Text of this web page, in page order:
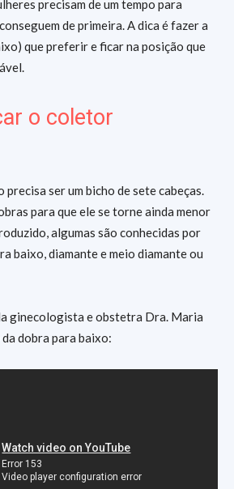
precisam de um tempo para
de primeira. A dica é fazer a
que preferir e ficar na posição que
o coletor
ser um bicho de sete cabeças.
para que ele se torne ainda menor
algumas são conhecidas por
baixo, diamante e meio diamante ou
ginecologista e obstetra Dra. Maria
dobra para baixo: